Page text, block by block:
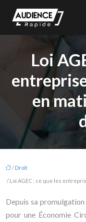
Loi
en
/ Droit
/ Loi AGEC : ce que les
Depuis sa
pour une Économie